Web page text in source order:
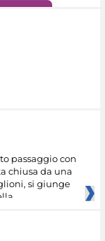
passaggio con
chiusa da una
si giunge